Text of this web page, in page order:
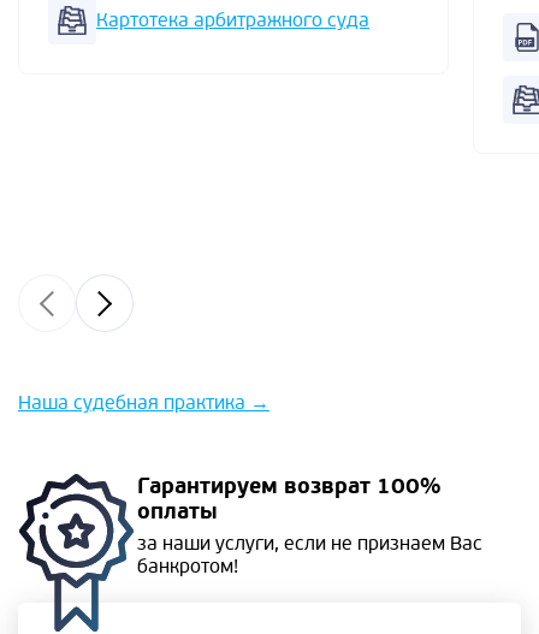
Картотека арбитражного суда
Наша судебная практика →
Гарантируем возврат 100%
оплаты
за наши услуги, если не признаем Вас
банкротом!